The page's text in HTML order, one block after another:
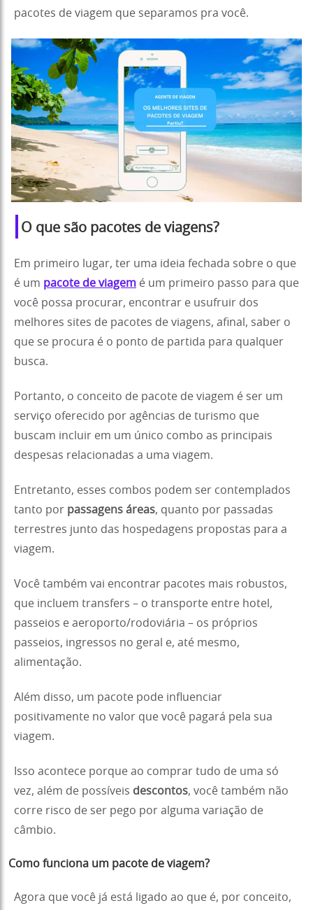
pacotes de viagem que separamos pra você.
O que são pacotes de viagens?
Em primeiro lugar, ter uma ideia fechada sobre o que
é um pacote de viagem é um primeiro passo para que
você possa procurar, encontrar e usufruir dos
melhores sites de pacotes de viagens, afinal, saber o
que se procura é o ponto de partida para qualquer
busca.
Portanto, o conceito de pacote de viagem é ser um
serviço oferecido por agências de turismo que
buscam incluir em um único combo as principais
despesas relacionadas a uma viagem.
Entretanto, esses combos podem ser contemplados
tanto por passagens áreas, quanto por passadas
terrestres junto das hospedagens propostas para a
viagem.
Você também vai encontrar pacotes mais robustos,
que incluem transfers – o transporte entre hotel,
passeios e aeroporto/rodoviária – os próprios
passeios, ingressos no geral e, até mesmo,
alimentação.
Além disso, um pacote pode influenciar
positivamente no valor que você pagará pela sua
viagem.
Isso acontece porque ao comprar tudo de uma só
vez, além de possíveis descontos, você também não
corre risco de ser pego por alguma variação de
câmbio.
Como funciona um pacote de viagem?
Agora que você já está ligado ao que é, por conceito,